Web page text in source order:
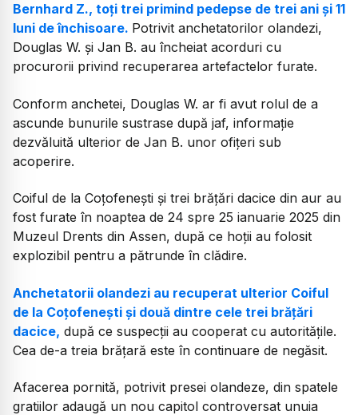
Bernhard Z., toți trei primind pedepse de trei ani și 11
luni de închisoare. Potrivit anchetatorilor olandezi,
Douglas W. și Jan B. au încheiat acorduri cu
procurorii privind recuperarea artefactelor furate.
Conform anchetei, Douglas W. ar fi avut rolul de a
ascunde bunurile sustrase după jaf, informație
dezvăluită ulterior de Jan B. unor ofițeri sub
acoperire.
Coiful de la Coțofenești și trei brățări dacice din aur au
fost furate în noaptea de 24 spre 25 ianuarie 2025 din
Muzeul Drents din Assen, după ce hoții au folosit
explozibil pentru a pătrunde în clădire.
Anchetatorii olandezi au recuperat ulterior Coiful
de la Coțofenești și două dintre cele trei brățări
dacice, după ce suspecții au cooperat cu autoritățile.
Cea de-a treia brățară este în continuare de negăsit.
Afacerea pornită, potrivit presei olandeze, din spatele
gratiilor adaugă un nou capitol controversat unuia